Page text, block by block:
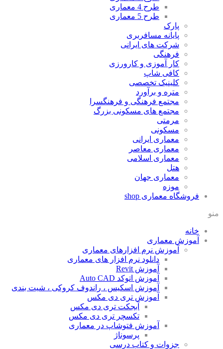
طرح 4 معماری
طرح 5 معماری
پارک
پایانه مسافربری
شرکت های ایرانی
فرهنگی
کار آموزی و کارورزی
کافی شاپ
کلینیک تخصصی
متره و برآورد
مجتمع فرهنگی و فرهنگسرا
مجتمع های مسکونی بزرگ
مرمتی
مسکونی
معماری ایرانی
معماری معاصر
معماری اسلامی
هتل
معماری جهان
موزه
فروشگاه معماری shop
منو
خانه
آموزش معماری
آموزش نرم افزارهای معماری
دانلود نرم افزار های معماری
آموزش Revit
آموزش اتوکد Auto CAD
آموزش اسکیس ، راندوف کروکی ، شیت بندی
آموزش تری دی مکس
آبجکت تری دی مکس
تکسچر تری دی مکس
آموزش فتوشاپ در معماری
پرسوناژ
جزوات و کتاب درسی